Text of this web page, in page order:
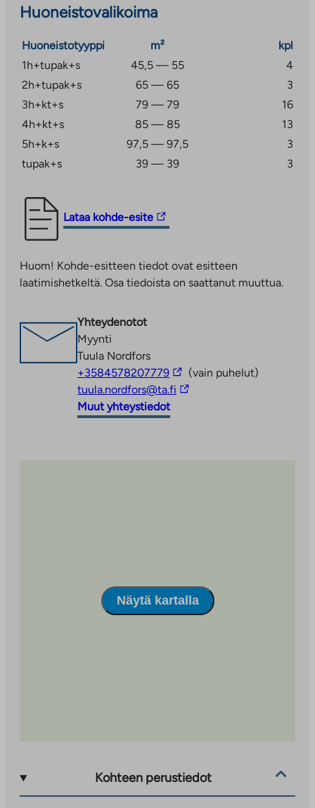
Huoneistovalikoima
Huoneistotyyppi m²
kpl
1h+tupak+s
45,5 — 55
4
2h+tupak+s
65 — 65
3
3h+kt+s
79 — 79
16
4h+kt+s
85 — 85
13
5h+k+s
97,5 — 97,5
3
tupak+s
39 — 39 3
Lataa kohde-esite
Linkki
vie
palveluun.
Linkki
uuteen
välilehteen
Huom! Kohde-esitteen tiedot ovat esitteen
laatimishetkeltä. Osa tiedoista on saattanut muuttua.
Yhteydenotot
Myynti
Tuula Nordfors
+3584578207779Linkki
vie
ulkopuoliseen
palveluun
(vain puhelut)
tuula.nordfors@ta.fi Linkki
Muut yhteystiedot
Näytä kartalla
Kohteen perustiedot